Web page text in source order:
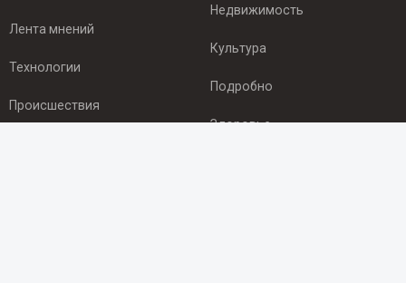
Лента мнений
Технологии
Происшествия
Недвижимость
Культура
Подробно
Здоровье